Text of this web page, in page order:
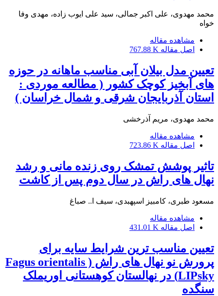
محمد مهدوی، علی اکبر جمالی، سید علی ایوب زاده، مهدی وفا
خواه
مشاهده مقاله
اصل مقاله 767.88 K
تعیین مدل بیلان آبی مناسب ماهانه در حوزه
های آبخیز کوچک کشور ( مطالعه موردی :
استان آذربایجان شرقی و شمال خراسان )
محمد مهدوی، مریم آذرخشی
مشاهده مقاله
اصل مقاله 723.86 K
تاثیر پوشش تمشک روی زنده مانی و رشد
نهال های راش در سال دوم پس از کاشت
مسعود طبری، کامبیز اسپهبدی، سیف ا.. صباغ
مشاهده مقاله
اصل مقاله 431.01 K
تعیین مناسب ترین شرایط سایه برای
پرورش نو نهال های راش ( Fagus orientalis
LIPsky) در نهالستان کوهستانی اوریملک
سنگده